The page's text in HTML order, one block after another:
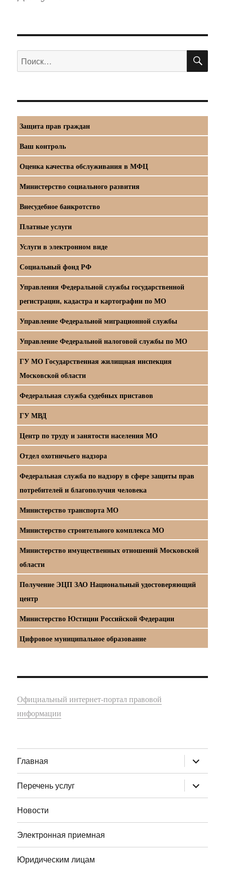
Искать:
Защита прав граждан
Ваш контроль
Оценка качества обслуживания в МФЦ
Министерство социального развития
Внесудебное банкротство
Платные услуги
Услуги в электронном виде
Социальный фонд РФ
Управления Федеральной службы государственной
регистрации, кадастра и картографии по МО
Управление Федеральной миграционной службы
Управление Федеральной налоговой службы по МО
ГУ МО Государственная жилищная инспекция
Московской области
Федеральная служба судебных приставов
ГУ МВД
Центр по труду и занятости населения МО
Отдел охотничьего надзора
Федеральная служба по надзору в сфере защиты прав
потребителей и благополучия человека
Министерство транспорта МО
Министерство строительного комплекса МО
Министерство имущественных отношений Московской
области
Получение ЭЦП ЗАО Национальный удостоверяющий
центр
Министерство Юстиции Российской Федерации
Цифровое муниципальное образование
Официальный интернет-портал правовой
информации
Главная раскрыть
дочернее
меню
Перечень услуг
раскрыть
дочернее
меню
Новости
Электронная приемная
Юридическим лицам